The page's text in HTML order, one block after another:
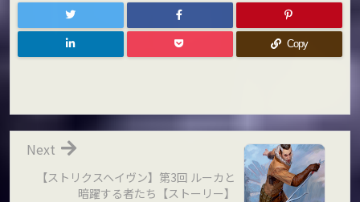
Copy
【ストリクスヘイヴン】第3回 ルーカと
暗躍する者たち【ストーリー】
Next